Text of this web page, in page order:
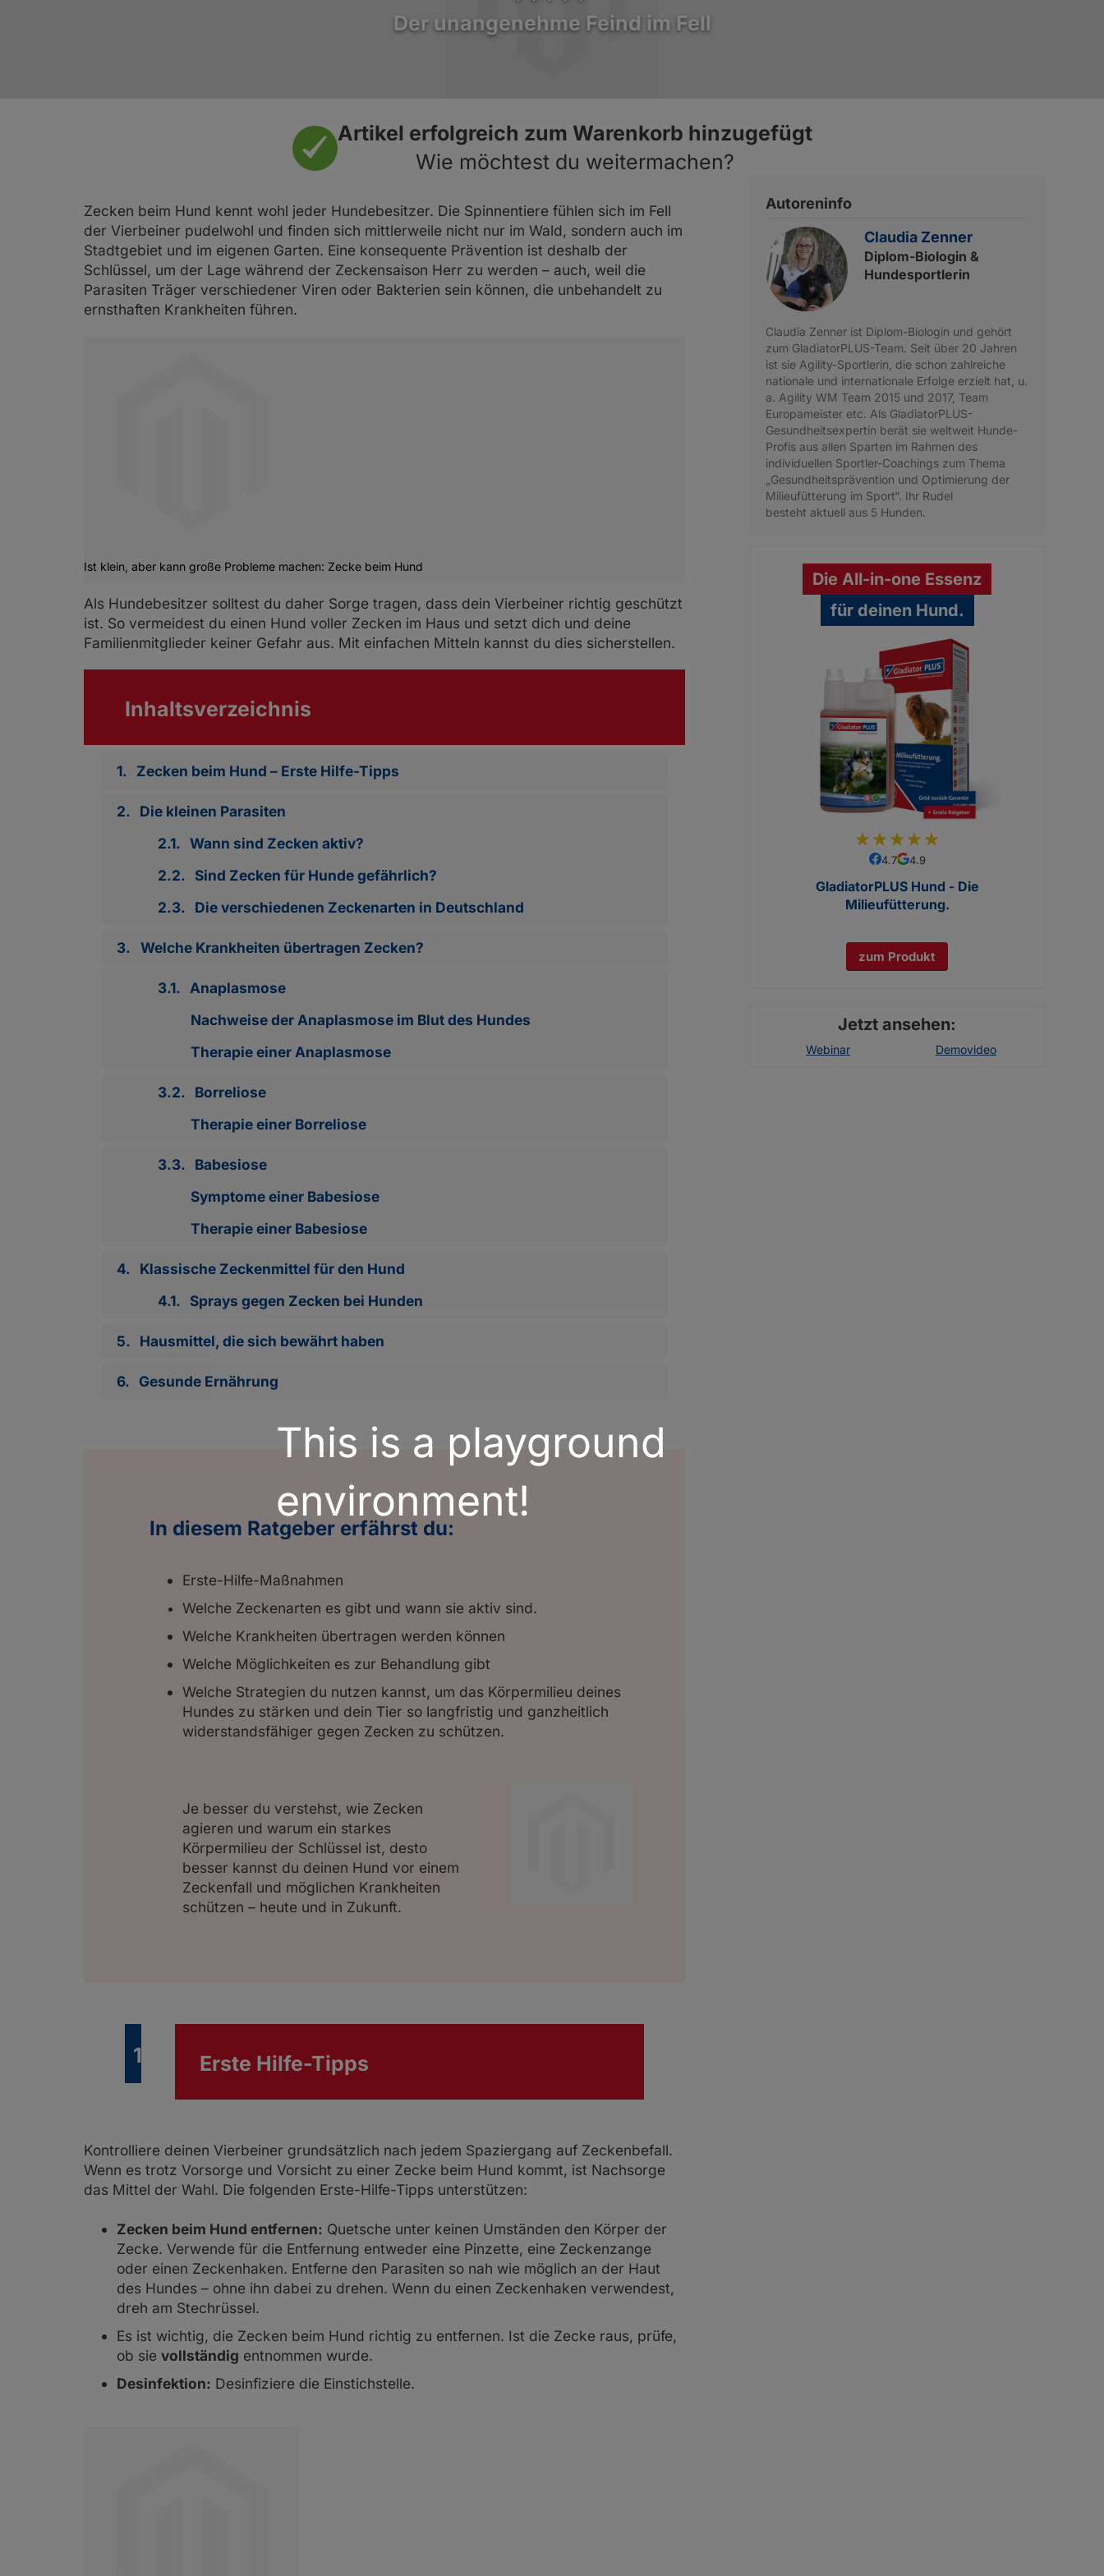
This is a playground
environment!
GladiatorPLUS Welpe
GladiatorPLUS Taube
Überzeugt von GladiatorPLUS: Weltmeister, Reitsportprofis und
Der Ratgeber zur
Milieufütterung.
Der unangenehme Feind im Fell
Artikel erfolgreich zum Warenkorb hinzugefügt
Wie möchtest du weitermachen?
Zecken beim Hund kennt wohl jeder Hundebesitzer. Die Spinnentiere fühlen sich im Fell
der Vierbeiner pudelwohl und finden sich mittlerweile nicht nur im Wald, sondern auch im
Stadtgebiet und im eigenen Garten. Eine konsequente Prävention ist deshalb der
Schlüssel, um der Lage während der Zeckensaison Herr zu werden – auch, weil die
Parasiten Träger verschiedener Viren oder Bakterien sein können, die unbehandelt zu
ernsthaften Krankheiten führen.
Ist klein, aber kann große Probleme machen: Zecke beim Hund
Als Hundebesitzer solltest du daher Sorge tragen, dass dein Vierbeiner richtig geschützt
ist. So vermeidest du einen Hund voller Zecken im Haus und setzt dich und deine
Familienmitglieder keiner Gefahr aus. Mit einfachen Mitteln kannst du dies sicherstellen.
Inhaltsverzeichnis
1. Zecken beim Hund – Erste Hilfe-Tipps
2. Die kleinen Parasiten
2.1. Wann sind Zecken aktiv?
2.2. Sind Zecken für Hunde gefährlich?
2.3. Die verschiedenen Zeckenarten in Deutschland
3. Welche Krankheiten übertragen Zecken?
3.1. Anaplasmose
Nachweise der Anaplasmose im Blut des Hundes
Therapie einer Anaplasmose
3.2. Borreliose
Therapie einer Borreliose
3.3. Babesiose
Symptome einer Babesiose
Therapie einer Babesiose
4. Klassische Zeckenmittel für den Hund
4.1. Sprays gegen Zecken bei Hunden
5. Hausmittel, die sich bewährt haben
6. Gesunde Ernährung
In diesem Ratgeber erfährst du:
Erste-Hilfe-Maßnahmen
Welche Zeckenarten es gibt und wann sie aktiv sind.
Welche Krankheiten übertragen werden können
Welche Möglichkeiten es zur Behandlung gibt
Welche Strategien du nutzen kannst, um das Körpermilieu deines
Hundes zu stärken und dein Tier so langfristig und ganzheitlich
widerstandsfähiger gegen Zecken zu schützen.
Je besser du verstehst, wie Zecken
agieren und warum ein starkes
Körpermilieu der Schlüssel ist, desto
besser kannst du deinen Hund vor einem
Zeckenfall und möglichen Krankheiten
schützen – heute und in Zukunft.
1. Erste Hilfe-Tipps
Kontrolliere deinen Vierbeiner grundsätzlich nach jedem Spaziergang auf Zeckenbefall.
Wenn es trotz Vorsorge und Vorsicht zu einer Zecke beim Hund kommt, ist Nachsorge
das Mittel der Wahl. Die folgenden Erste-Hilfe-Tipps unterstützen:
Zecken beim Hund entfernen: Quetsche unter keinen Umständen den Körper der
Zecke. Verwende für die Entfernung entweder eine Pinzette, eine Zeckenzange
oder einen Zeckenhaken. Entferne den Parasiten so nah wie möglich an der Haut
des Hundes – ohne ihn dabei zu drehen. Wenn du einen Zeckenhaken verwendest,
dreh am Stechrüssel.
Es ist wichtig, die Zecken beim Hund richtig zu entfernen. Ist die Zecke raus, prüfe,
ob sie vollständig entnommen wurde.
Desinfektion: Desinfiziere die Einstichstelle.
Autoreninfo
Claudia Zenner
Diplom-Biologin &
Hundesportlerin
Claudia Zenner ist Diplom-Biologin und gehört
zum GladiatorPLUS-Team. Seit über 20 Jahren
ist sie Agility-Sportlerin, die schon zahlreiche
nationale und internationale Erfolge erzielt hat, u.
a. Agility WM Team 2015 und 2017, Team
Europameister etc. Als GladiatorPLUS-
Gesundheitsexpertin berät sie weltweit Hunde-
Profis aus allen Sparten im Rahmen des
individuellen Sportler-Coachings zum Thema
„Gesundheitsprävention und Optimierung der
Milieufütterung im Sport“. Ihr Rudel
besteht aktuell aus 5 Hunden.
Die All-in-one Essenz
für deinen Hund.
% of100
4.7 4.9
GladiatorPLUS Hund - Die
Milieufütterung.
zum Produkt
Jetzt ansehen:
Webinar Demovideo